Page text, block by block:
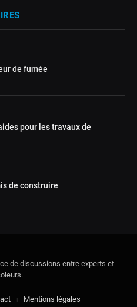
de fumée
pour les travaux de
de construire
de discussions entre experts et
Mentions légales